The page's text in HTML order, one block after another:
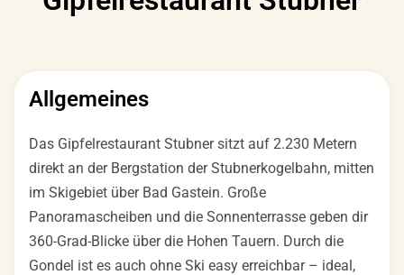
Allgemeines
Das Gipfelrestaurant Stubner sitzt auf 2.230 Metern
direkt an der Bergstation der Stubnerkogelbahn, mitten
im Skigebiet über Bad Gastein. Große
Panoramascheiben und die Sonnenterrasse geben dir
360-Grad-Blicke über die Hohen Tauern. Durch die
Gondel ist es auch ohne Ski easy erreichbar – ideal,